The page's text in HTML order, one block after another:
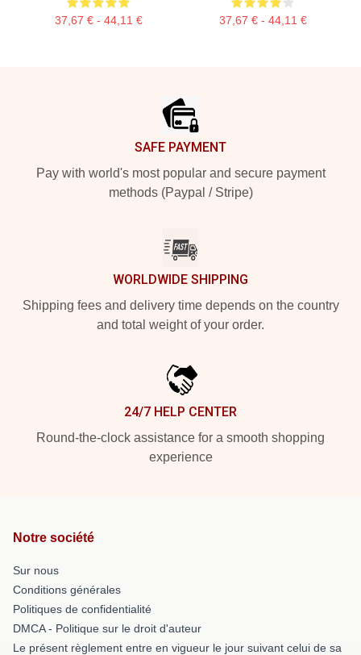
37,67 € - 44,11 € 37,67 € - 44,11 €
SAFE PAYMENT
Pay with world's most popular and secure payment
methods (Paypal / Stripe)
WORLDWIDE SHIPPING
Shipping fees and delivery time depends on the country
and total weight of your order.
24/7 HELP CENTER
Round-the-clock assistance for a smooth shopping
experience
Notre société
Sur nous
Conditions générales
Politiques de confidentialité
DMCA - Politique sur le droit d'auteur
Le présent règlement entre en vigueur le jour suivant celui de sa